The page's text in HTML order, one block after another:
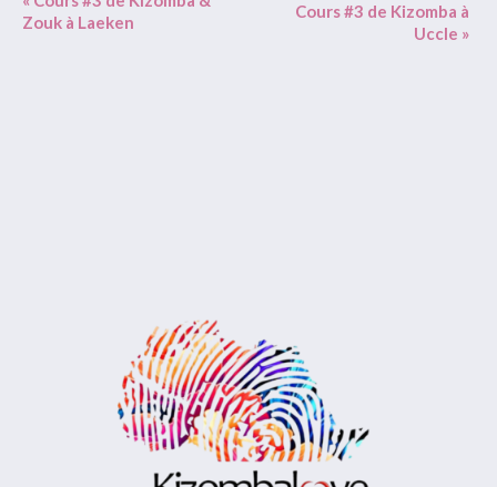
Navigation
Zouk à Laeken
Cours #3 de Kizomba à
Uccle »